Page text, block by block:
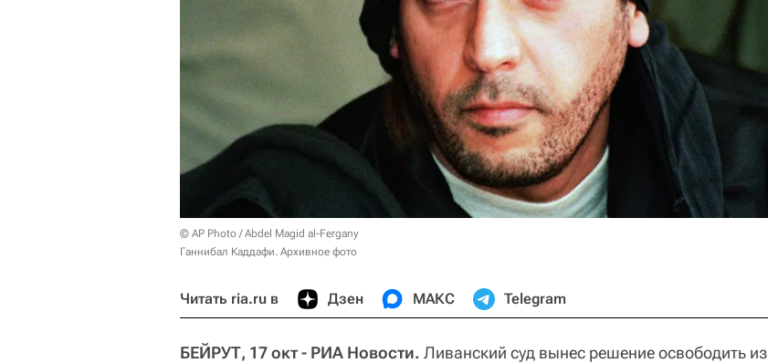
© AP Photo / Abdel Magid al-Fergany
Ганнибал Каддафи. Архивное фото
Читать ria.ru в Дзен МАКС Telegram
БЕЙРУТ, 17 окт - РИА Новости. Ливанский суд вынес решение освободить из